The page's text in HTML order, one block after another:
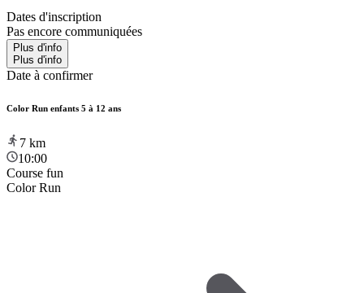
Dates d'inscription
Pas encore communiquées
Plus d'info
Plus d'info
Date à confirmer
Color Run enfants 5 à 12 ans
7 km
10:00
Course fun
Color Run